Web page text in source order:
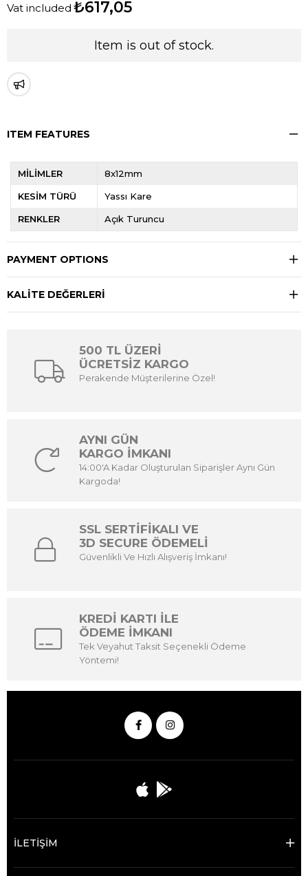
Vat included ₺617,05
Item is out of stock.
ITEM FEATURES
MİLİMLER 8x12mm
KESİM TÜRÜ Yassı Kare
RENKLER Açık Turuncu
PAYMENT OPTIONS
KALİTE DEĞERLERİ
500 TL ÜZERİ
ÜCRETSİZ KARGO
Perakende Müşterilerine Özel!
AYNI GÜN
KARGO İMKANI
14:00'A Kadar Oluşturulan Siparişler Aynı Gün
Kargoda!
SSL SERTİFİKALI VE
3D SECURE ÖDEMELİ
Güvenlikli Ve Hızlı Alışveriş İmkanı!
KREDİ KARTI İLE
ÖDEME İMKANI
Tek Veyahut Taksit Seçenekli Ödeme
Yöntemi!
İLETİŞİM